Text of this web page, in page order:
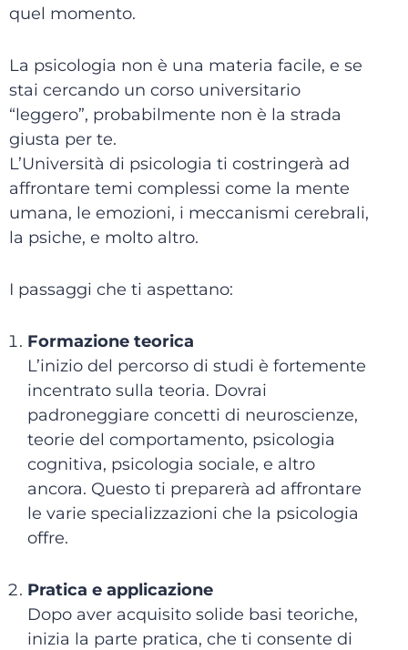
quel momento.
La psicologia non è una materia facile, e se
stai cercando un corso universitario
“leggero”, probabilmente non è la strada
giusta per te.
L’Università di psicologia ti costringerà ad
affrontare temi complessi come la mente
umana, le emozioni, i meccanismi cerebrali,
la psiche, e molto altro.
I passaggi che ti aspettano:
Formazione teorica
L’inizio del percorso di studi è fortemente
incentrato sulla teoria. Dovrai
padroneggiare concetti di neuroscienze,
teorie del comportamento, psicologia
cognitiva, psicologia sociale, e altro
ancora. Questo ti preparerà ad affrontare
le varie specializzazioni che la psicologia
offre.
Pratica e applicazione
Dopo aver acquisito solide basi teoriche,
inizia la parte pratica, che ti consente di